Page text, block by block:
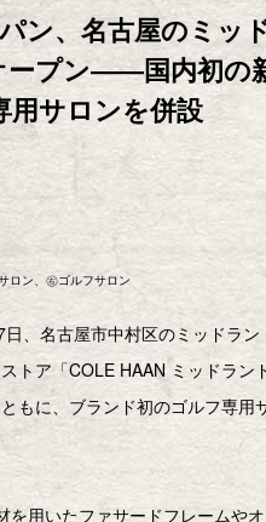
ン、名古屋のミッ
ープン――国内初の
用サロンを併設
ロン、㊨ゴルフサロン
、名古屋市中村区のミッドラ
トア「COLE HAAN ミッドラ
もに、ブランド初のゴルフ専
を用いたファサードフレームや